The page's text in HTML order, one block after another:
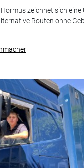
zeichnet sich
Routen ohne